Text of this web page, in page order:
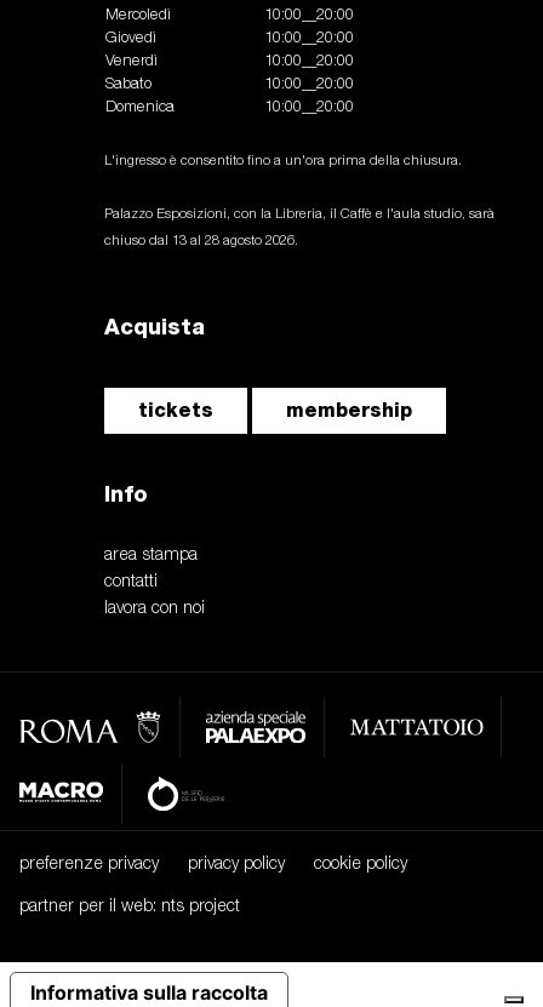
Mercoledì
10:00__20:00
Giovedì
10:00__20:00
Venerdì
10:00__20:00
Sabato
10:00__20:00
Domenica
10:00__20:00
L'ingresso è consentito fino a un'ora prima della chiusura.
Palazzo Esposizioni, con la Libreria, il Caffè e l'aula studio, sarà
chiuso dal 13 al 28 agosto 2026.
Acquista
tickets membership
Info
area stampa
contatti
lavora con noi
preferenze privacy privacy policy cookie policy
partner per il web: nts project
Informativa sulla raccolta